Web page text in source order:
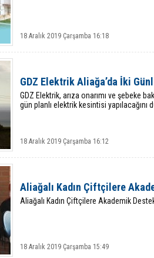
18 Aralık 2019 Çarşamba 16:18
GDZ Elektrik Aliağa’da İki
GDZ Elektrik, arıza onarımı ve şebeke
gün planlı elektrik kesintisi yapılacağını
18 Aralık 2019 Çarşamba 16:12
Aliağalı Kadın Çiftçilere
Aliağalı Kadın Çiftçilere Akademik
18 Aralık 2019 Çarşamba 15:49